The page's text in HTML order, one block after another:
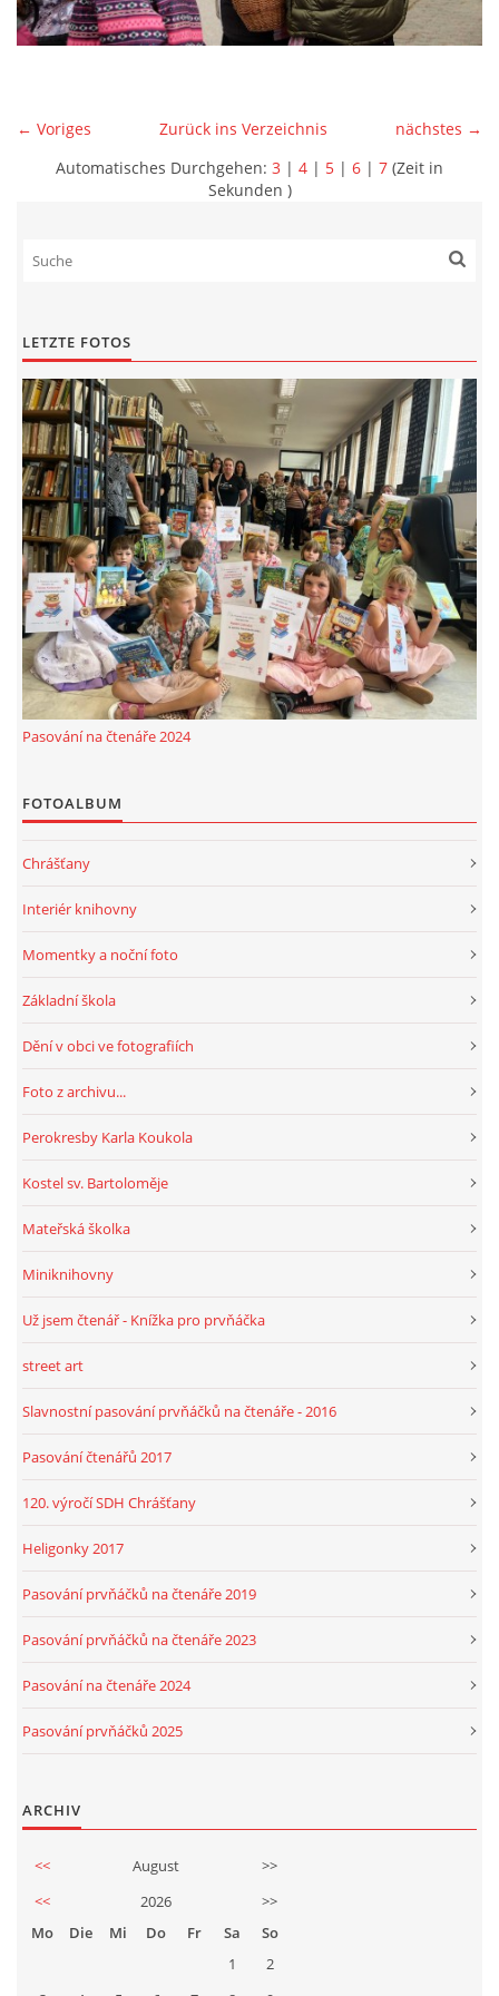
← Voriges nächstes →
Zurück ins Verzeichnis
Automatisches Durchgehen: 3 | 4 | 5 | 6 | 7 (Zeit in
Sekunden )
LETZTE FOTOS
Pasování na čtenáře 2024
FOTOALBUM
Chrášťany
Interiér knihovny
Momentky a noční foto
Základní škola
Dění v obci ve fotografiích
Foto z archivu...
Perokresby Karla Koukola
Kostel sv. Bartoloměje
Mateřská školka
Miniknihovny
Už jsem čtenář - Knížka pro prvňáčka
street art
Slavnostní pasování prvňáčků na čtenáře - 2016
Pasování čtenářů 2017
120. výročí SDH Chrášťany
Heligonky 2017
Pasování prvňáčků na čtenáře 2019
Pasování prvňáčků na čtenáře 2023
Pasování na čtenáře 2024
Pasování prvňáčků 2025
ARCHIV
<< August
>>
<<
2026
>>
Mo
Die Mi Do Fr Sa
So
1
2